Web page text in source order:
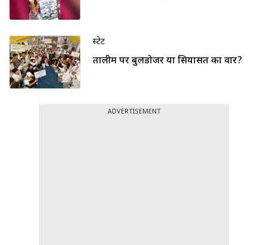
स्टेट
तालीम पर बुलडोजर या सियासत का वार?
ADVERTISEMENT